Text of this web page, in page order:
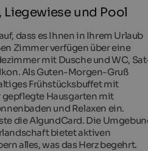
Liegewiese und Pool
dass es Ihnen in Ihrem Urlaub
Zimmer verfügen über eine
mit Dusche und WC,
Als Guten-Morgen-Gruß
Frühstücksbuffet mit
gepflegte Hausgarten mit
und Relaxen ein.
die AlgundCard. Die
bietet aktiven
alles, was das Herz begehrt.